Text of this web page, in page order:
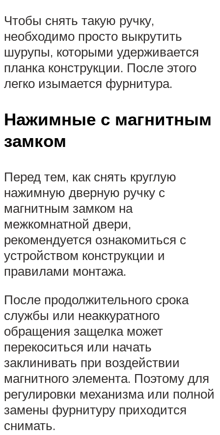
Чтобы снять такую ручку,
необходимо просто выкрутить
шурупы, которыми удерживается
планка конструкции. После этого
легко изымается фурнитура.
Нажимные с магнитным
замком
Перед тем, как снять круглую
нажимную дверную ручку с
магнитным замком на
межкомнатной двери,
рекомендуется ознакомиться с
устройством конструкции и
правилами монтажа.
После продолжительного срока
службы или неаккуратного
обращения защелка может
перекоситься или начать
заклинивать при воздействии
магнитного элемента. Поэтому для
регулировки механизма или полной
замены фурнитуру приходится
снимать.